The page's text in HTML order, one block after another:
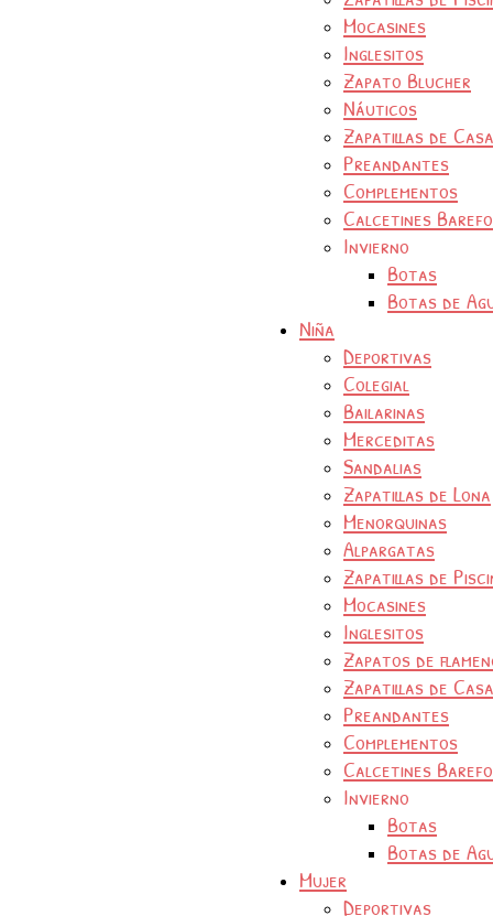
Mocasines
Inglesitos
Zapato Blucher
Náuticos
Zapatillas de Casa
Preandantes
Complementos
Calcetines
Invierno
Botas
Botas de
Niña
Deportivas
Colegial
Bailarinas
Merceditas
Sandalias
Zapatillas de Lona
Menorquinas
Alpargatas
Zapatillas de
Mocasines
Inglesitos
Zapatos de
Zapatillas de Casa
Preandantes
Complementos
Calcetines
Invierno
Botas
Botas de
Mujer
Deportivas